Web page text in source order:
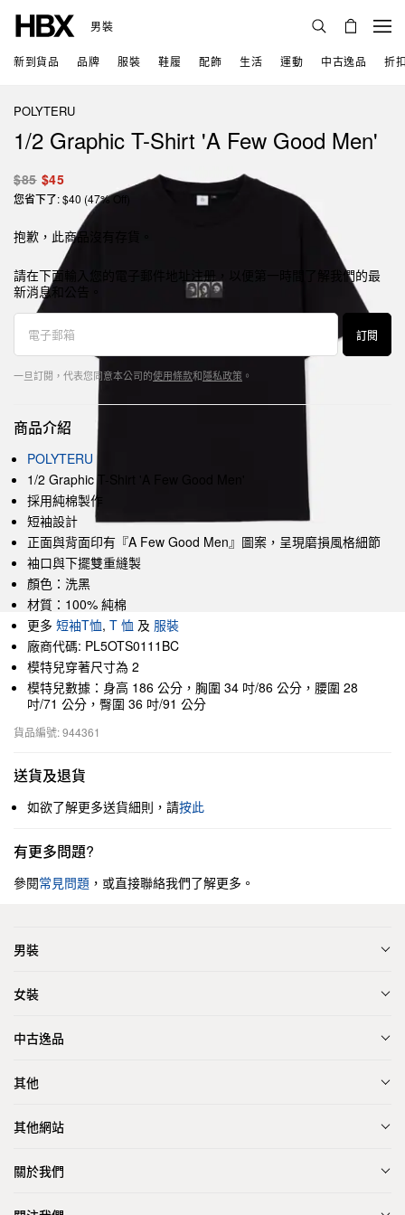
男裝
新到貨品 品牌 服裝 鞋履 配飾 生活 運動 中古逸品 折
POLYTERU
1/2 Graphic T-Shirt 'A Few Good Men'
$85 $45
您省下了: $40 (47% Off)
抱歉，此商品沒有存貨。
請在下面輸入您的電子郵件地址注册，以便第一時間了解我們的最
新消息和公告。
訂閱
一旦訂閱，代表您同意本公司的使用條款和隱私政策 。
商品介紹
POLYTERU
1/2 Graphic T-Shirt 'A Few Good Men'
採用純棉製作
短袖設計
正面與背面印有『A Few Good Men』圖案，呈現磨損風格細節
袖口與下擺雙重縫製
顏色：洗黑
材質：100% 純棉
更多 短袖T恤, T 恤 及 服裝
廠商代碼: PL5OTS0111BC
模特兒穿著尺寸為 2
模特兒數據：身高 186 公分，胸圍 34 吋/86 公分，腰圍 28
吋/71 公分，臀圍 36 吋/91 公分
貨品編號: 944361
送貨及退貨
如欲了解更多送貨細則，請按此
有更多問題?
參閱常見問題 ，或直接聯絡我們了解更多。
男裝
女裝
中古逸品
其他
其他網站
關於我們